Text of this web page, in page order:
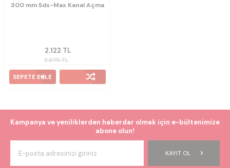
300 mm Sds-Max Kanal Açma
3.675TL
2.122 TL
SEPETE EKLE
Kampanya ve yeniliklerden haberdar olmak için e-bültenimize
abone olun!
KAYIT OL